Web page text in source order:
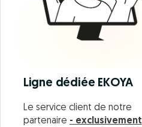
Ligne dédiée EKOYA
Le service client de notre
partenaire - exclusivement